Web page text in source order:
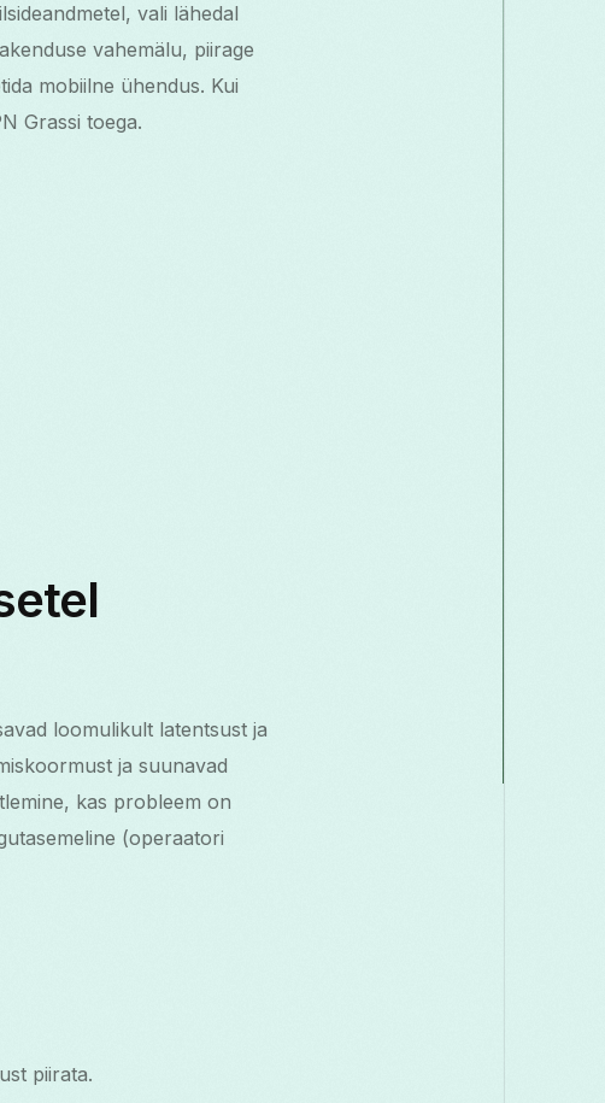
vali lähedal
vahemälu, piirage
mobiilne ühendus. Kui
Grassi toega.
loomulikult latentsust ja
ja suunavad
kas probleem on
(operaatori
piirata.